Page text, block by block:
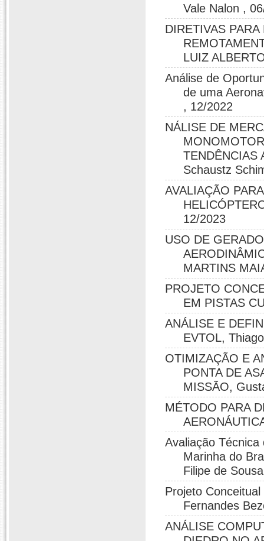
Vale Nalon ,
DIRETIVAS
LUIZ
Análise de
de uma
, 12/2022
NÁLISE DE
TENDÊNCIAS
Schaustz
AVALIAÇÃO
12/2023
USO DE
MARTINS
PROJETO
EM PISTAS
ANÁLISE E
EVTOL,
OTIMIZAÇÃO E
PONTA DE
MISSÃO,
MÉTODO PARA
Avaliação
Marinha do
Filipe de
Projeto
Fernandes
ANÁLISE